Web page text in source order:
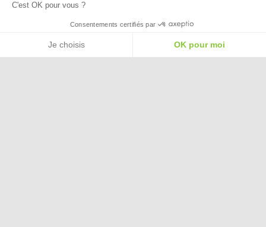
Besoin d'aide pour choisir une
taille ou une pointure ?
C'est OK pour vous ?
Consentements certifiés par
Je choisis OK pour moi